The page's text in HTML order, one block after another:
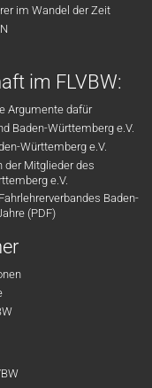
im Wandel der Zeit
im FLVBW:
Argumente dafür
Baden-Württemberg e.V.
Württemberg e.V.
der Mitglieder des
e.V.
Baden-
(PDF)